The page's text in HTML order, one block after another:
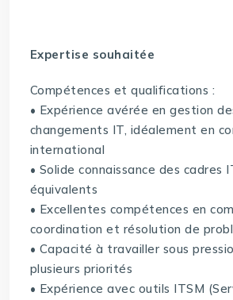
Expertise souhaitée
Compétences et qualifications :
• Expérience avérée en gestion
changements IT, idéalement en
international
• Solide connaissance des cadres
équivalents
• Excellentes compétences en
coordination et résolution de
• Capacité à travailler sous
plusieurs priorités
• Expérience avec outils ITSM